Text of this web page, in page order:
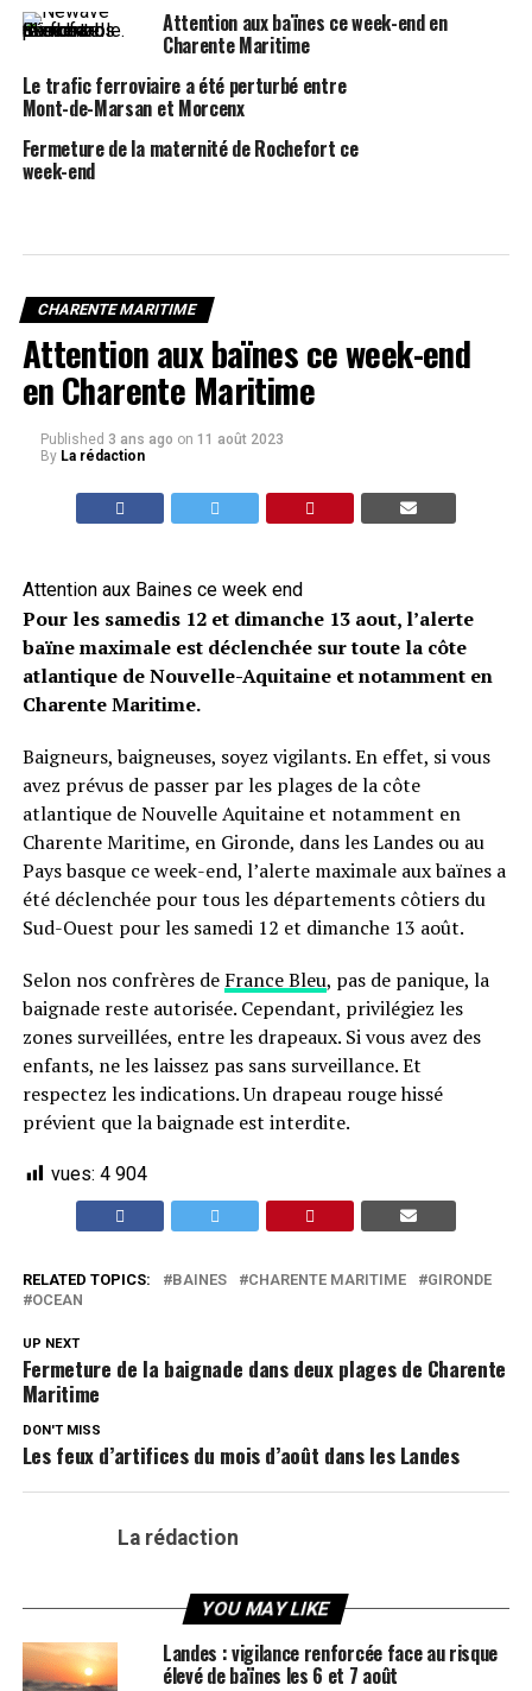
Attention aux baïnes ce week-end en
Charente Maritime
Le trafic ferroviaire a été perturbé entre
Mont-de-Marsan et Morcenx
Fermeture de la maternité de Rochefort ce
week-end
CHARENTE MARITIME
Attention aux baïnes ce week-end
en Charente Maritime
Published 3 ans ago on 11 août 2023
By La rédaction
Attention aux Baines ce week end
Pour les samedis 12 et dimanche 13 aout, l’alerte
baïne maximale est déclenchée sur toute la côte
atlantique de Nouvelle-Aquitaine et notamment en
Charente Maritime.
Baigneurs, baigneuses, soyez vigilants. En effet, si vous
avez prévus de passer par les plages de la côte
atlantique de Nouvelle Aquitaine et notamment en
Charente Maritime, en Gironde, dans les Landes ou au
Pays basque ce week-end, l’alerte maximale aux baïnes a
été déclenchée pour tous les départements côtiers du
Sud-Ouest pour les samedi 12 et dimanche 13 août.
Selon nos confrères de France Bleu, pas de panique, la
baignade reste autorisée. Cependant, privilégiez les
zones surveillées, entre les drapeaux. Si vous avez des
enfants, ne les laissez pas sans surveillance. Et
respectez les indications. Un drapeau rouge hissé
prévient que la baignade est interdite.
vues: 4 904
RELATED TOPICS: BAINES CHARENTE MARITIME
GIRONDE
OCEAN
UP NEXT
Fermeture de la baignade dans deux plages de Charente
Maritime
DON'T MISS
Les feux d’artifices du mois d’août dans les Landes
La rédaction
YOU MAY LIKE
Landes : vigilance renforcée face au risque
élevé de baïnes les 6 et 7 août